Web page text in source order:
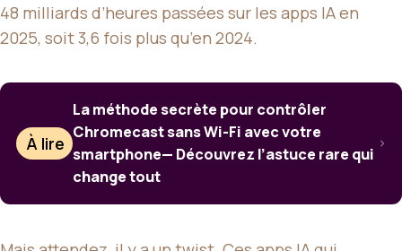
48 milliards d’heures passées sur les apps IA en
2025, soit 3,6 fois plus qu’en 2024.
À lire
La méthode secrète pour contrôler
Chromecast sans Wi-Fi avec votre
smartphone— Découvrez l’astuce rare qui
change tout